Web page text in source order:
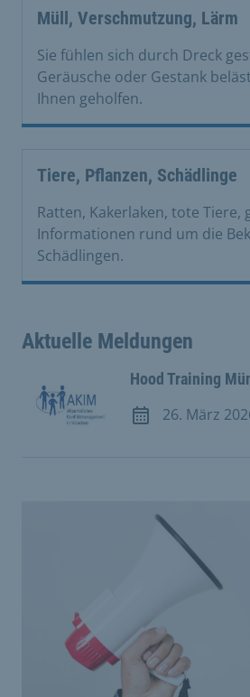
Müll, Verschmutzung, Lärm
Sie fühlen sich durch Dreck
Geräusche oder Gestank
Ihnen geholfen.
Tiere, Pflanzen, Schädlinge
Ratten, Kakerlaken, tote Tiere,
Informationen rund um die
Schädlingen.
Aktuelle Meldungen
Hood Training
Meldung vom 26.
26. März